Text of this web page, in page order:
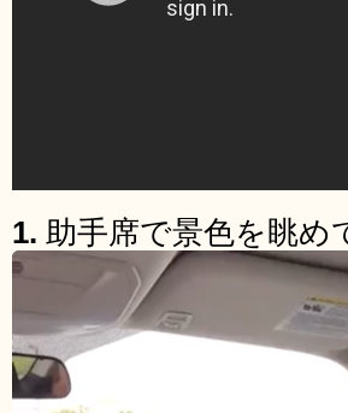
1. 助手席で景色を眺め